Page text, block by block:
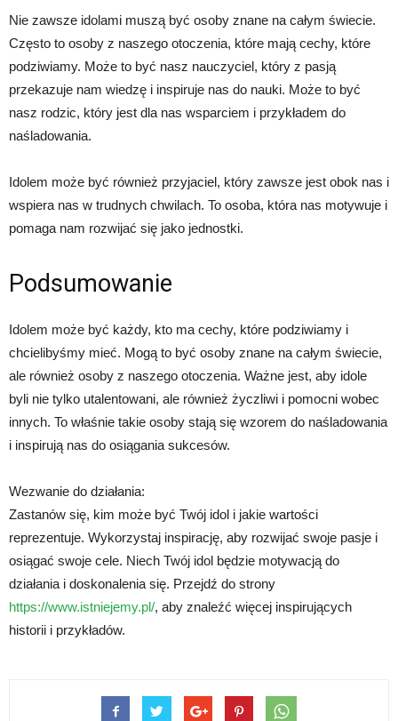
Nie zawsze idolami muszą być osoby znane na całym świecie.
Często to osoby z naszego otoczenia, które mają cechy, które
podziwiamy. Może to być nasz nauczyciel, który z pasją
przekazuje nam wiedzę i inspiruje nas do nauki. Może to być
nasz rodzic, który jest dla nas wsparciem i przykładem do
naśladowania.
Idolem może być również przyjaciel, który zawsze jest obok nas i
wspiera nas w trudnych chwilach. To osoba, która nas motywuje i
pomaga nam rozwijać się jako jednostki.
Podsumowanie
Idolem może być każdy, kto ma cechy, które podziwiamy i
chcielibyśmy mieć. Mogą to być osoby znane na całym świecie,
ale również osoby z naszego otoczenia. Ważne jest, aby idole
byli nie tylko utalentowani, ale również życzliwi i pomocni wobec
innych. To właśnie takie osoby stają się wzorem do naśladowania
i inspirują nas do osiągania sukcesów.
Wezwanie do działania:
Zastanów się, kim może być Twój idol i jakie wartości
reprezentuje. Wykorzystaj inspirację, aby rozwijać swoje pasje i
osiągać swoje cele. Niech Twój idol będzie motywacją do
działania i doskonalenia się. Przejdź do strony
https://www.istniejemy.pl/, aby znaleźć więcej inspirujących
historii i przykładów.